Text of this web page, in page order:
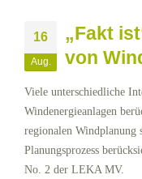
16
Aug.
„Fakt
von
Viele unterschiedliche
Windenergieanlagen
regionalen Windplanung
Planungsprozess
No. 2 der LEKA MV.